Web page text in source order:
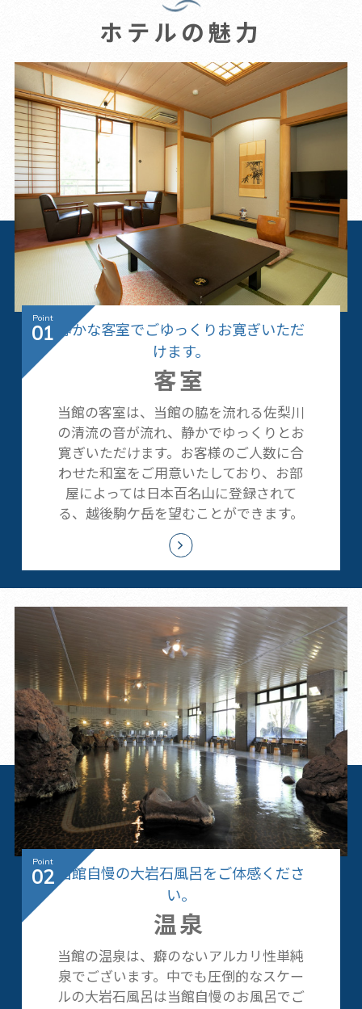
ホテルの魅力
01
静かな客室でごゆっくりお寛ぎいただ
けます。
客室
当館の客室は、当館の脇を流れる佐梨川
の清流の音が流れ、静かでゆっくりとお
寛ぎいただけます。お客様のご人数に合
わせた和室をご用意いたしており、お部
屋によっては日本百名山に登録されて
る、越後駒ケ岳を望むことができます。
02 当館自慢の大岩石風呂をご体感くださ
い。
温泉
当館の温泉は、癖のないアルカリ性単純
泉でございます。中でも圧倒的なスケー
ルの大岩石風呂は当館自慢のお風呂でご